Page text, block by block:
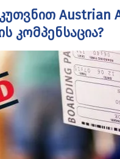
Austrian
კომპენსაცია?